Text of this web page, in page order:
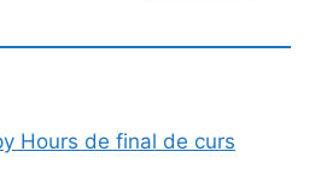
Hours de final de curs